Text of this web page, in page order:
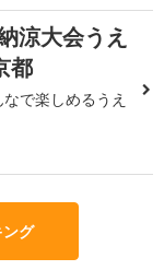
涼大会うえ
都
で楽しめるうえ
グ